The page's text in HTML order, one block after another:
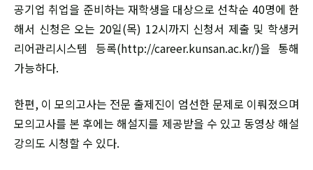
공기업 취업을 준비하는 재학생을 대상으로 선착순 40명에 한
해서 신청은 오는 20일(목) 12시까지 신청서 제출 및 학생커
리어관리시스템 등록(http://career.kunsan.ac.kr/)을 통해
가능하다.
한편, 이 모의고사는 전문 출제진이 엄선한 문제로 이뤄졌으며
모의고사를 본 후에는 해설지를 제공받을 수 있고 동영상 해설
강의도 시청할 수 있다.